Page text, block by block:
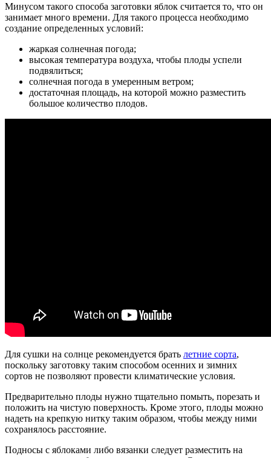
Минусом такого способа заготовки яблок считается то, что он
занимает много времени. Для такого процесса необходимо
создание определенных условий:
жаркая солнечная погода;
высокая температура воздуха, чтобы плоды успели
подвялиться;
солнечная погода в умеренным ветром;
достаточная площадь, на которой можно разместить
большое количество плодов.
Для сушки на солнце рекомендуется брать летние сорта,
поскольку заготовку таким способом осенних и зимних
сортов не позволяют провести климатические условия.
Предварительно плоды нужно тщательно помыть, порезать и
положить на чистую поверхность. Кроме этого, плоды можно
надеть на крепкую нитку таким образом, чтобы между ними
сохранялось расстояние.
Подносы с яблоками либо вязанки следует разместить на